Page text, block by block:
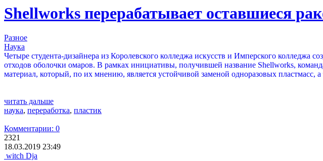
Shellworks перерабатывает оставшиеся
Разное
Наука
Четыре студента-дизайнера из Королевского колледжа искусств и Имперского колледжа
отходов оболочки омаров. В рамках инициативы, получившей название Shellworks,
материал, который, по их мнению, является устойчивой заменой одноразовых пластмасс, а
читать дальше
наука, переработка, пластик
Комментарии: 0
2321
18.03.2019 23:49
witch Dja